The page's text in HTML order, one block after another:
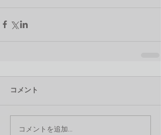
コメント
コメントを追加…